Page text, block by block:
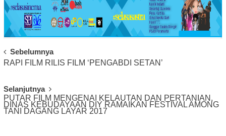
Post
Navigation
Sebelumnya
RAPI FILM RILIS FILM ‘PENGABDI SETAN’
Selanjutnya
PUTAR FILM MENGENAI KELAUTAN DAN PERTANIAN,
DINAS KEBUDAYAAN DIY RAMAIKAN FESTIVAL AMONG
TANI DAGANG LAYAR 2017